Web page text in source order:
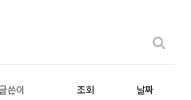
글쓴이 조회 날짜